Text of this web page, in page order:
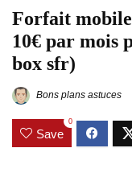
Forfait
10€ par mois
box sfr)
Bons plans astuces
Save
0